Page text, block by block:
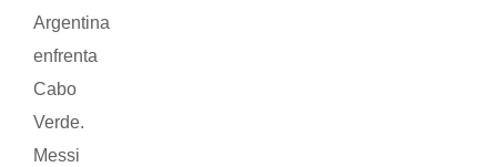
Argentina
enfrenta
Cabo
Verde.
Messi